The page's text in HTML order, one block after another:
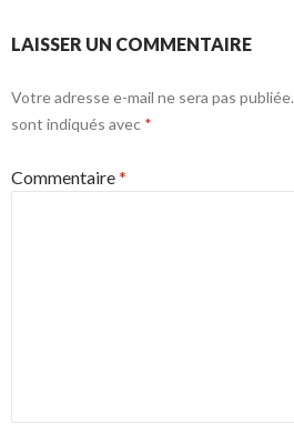
LAISSER UN COMMENTAIRE
Votre adresse e-mail ne sera pas publiée.
sont indiqués avec *
Commentaire*